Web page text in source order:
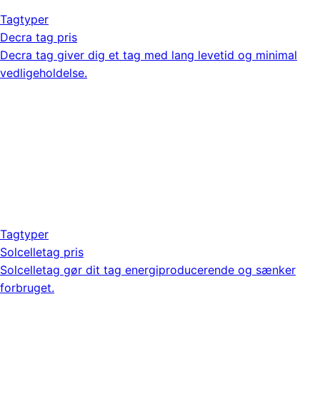
Tagtyper
Decra tag pris
Decra tag giver dig et tag med lang levetid og minimal
vedligeholdelse.
Tagtyper
Solcelletag pris
Solcelletag gør dit tag energiproducerende og sænker
forbruget.